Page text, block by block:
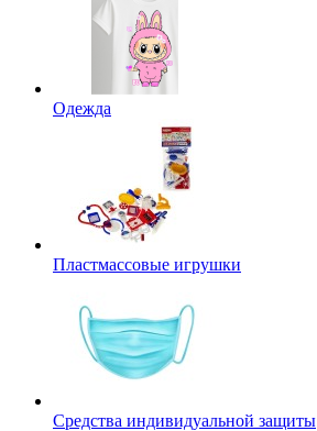
Одежда
Пластмассовые игрушки
Средства индивидуальной защиты